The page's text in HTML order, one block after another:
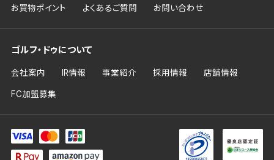
お買物ポイント よくあるご質問 お問い合わせ
ゴルフ・ドゥについて
会社案内 IR情報 事業紹介 採用情報 店舗情報
FC加盟募集